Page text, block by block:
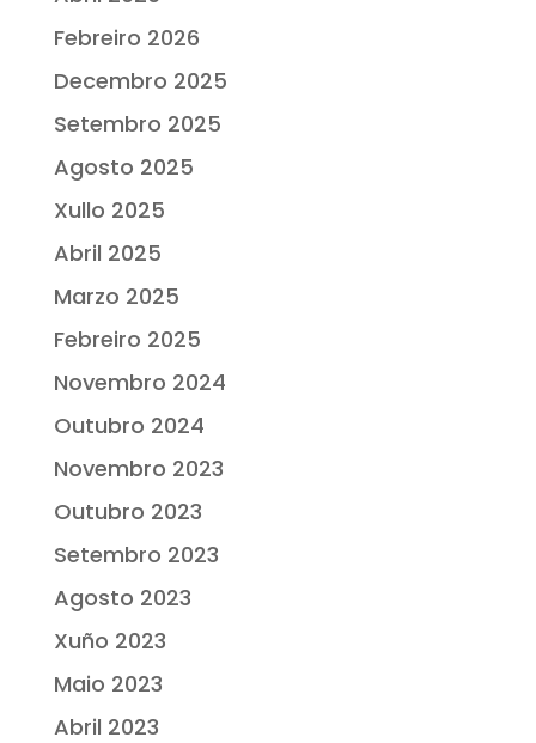
Febreiro 2026
Decembro 2025
Setembro 2025
Agosto 2025
Xullo 2025
Abril 2025
Marzo 2025
Febreiro 2025
Novembro 2024
Outubro 2024
Novembro 2023
Outubro 2023
Setembro 2023
Agosto 2023
Xuño 2023
Maio 2023
Abril 2023